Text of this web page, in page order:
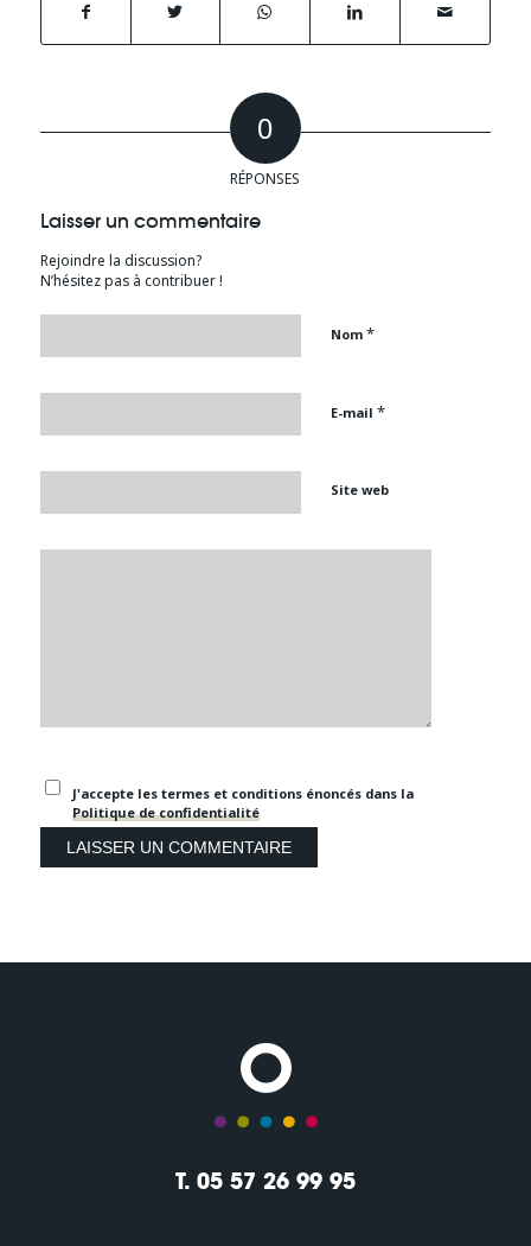
0
RÉPONSES
Laisser un commentaire
Rejoindre la discussion?
N’hésitez pas à contribuer !
Nom *
E-mail *
Site web
J'accepte les termes et conditions énoncés dans la
Politique de confidentialité
T. 05 57 26 99 95